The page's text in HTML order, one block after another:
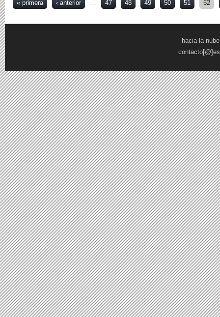
« primera ‹ anterior … 47 48 49 50 51 52
hacia la